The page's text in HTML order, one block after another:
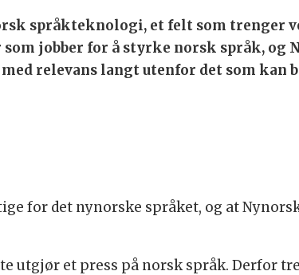
språkteknologi, et felt som trenger
jobber for å styrke norsk språk, og
relevans langt utenfor det som kan
for det nynorske språket, og at
utgjør et press på norsk språk. Derfor